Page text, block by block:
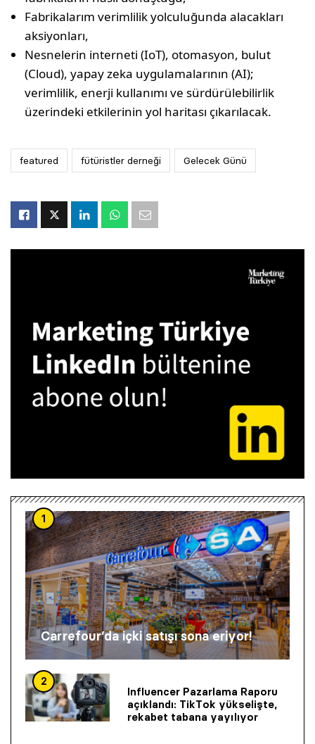
Fabrikalarım verimlilik yolculuğunda alacakları
aksiyonları,
Nesnelerin interneti (IoT), otomasyon, bulut
(Cloud), yapay zeka uygulamalarının (AI);
verimlilik, enerji kullanımı ve sürdürülebilirlik
üzerindeki etkilerinin yol haritası çıkarılacak.
featured fütüristler derneği Gelecek Günü
1
Carrefour’da içki satışı sona eriyor!
2
Influencer Pazarlama Raporu
açıklandı: TikTok yükselişte,
rekabet tabana yayılıyor